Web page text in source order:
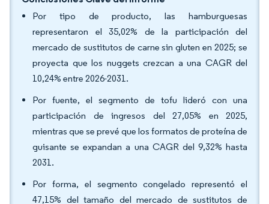
Por tipo de producto, las hamburguesas
representaron el 35,02% de la participación del
mercado de sustitutos de carne sin gluten en 2025; se
proyecta que los nuggets crezcan a una CAGR del
10,24% entre 2026-2031.
Por fuente, el segmento de tofu lideró con una
participación de ingresos del 27,05% en 2025,
mientras que se prevé que los formatos de proteína de
guisante se expandan a una CAGR del 9,32% hasta
2031.
Por forma, el segmento congelado representó el
47,15% del tamaño del mercado de sustitutos de